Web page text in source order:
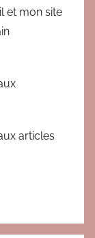
et mon site
articles